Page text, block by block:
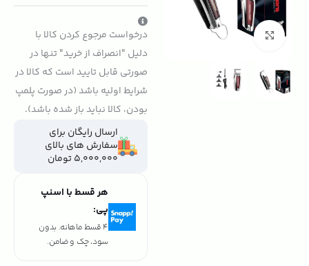
بزرگنمایی تصویر
درخواست مرجوع کردن کالا با
دلیل "انصراف از خرید" تنها در
صورتی قابل تایید است که کالا در
شرایط اولیه باشد (در صورت پلمپ
بودن، کالا نباید باز شده باشد).
ارسال رایگان برای
سفارش های بالای
5,000,000 تومان
هر قسط با اسنپ
پی:
4 قسط ماهانه. بدون
سود، چک و ضامن.